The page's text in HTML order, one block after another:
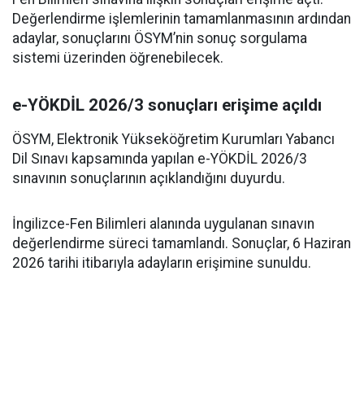
Değerlendirme işlemlerinin tamamlanmasının ardından
adaylar, sonuçlarını ÖSYM’nin sonuç sorgulama
sistemi üzerinden öğrenebilecek.
e-YÖKDİL 2026/3 sonuçları erişime açıldı
ÖSYM, Elektronik Yükseköğretim Kurumları Yabancı
Dil Sınavı kapsamında yapılan e-YÖKDİL 2026/3
sınavının sonuçlarının açıklandığını duyurdu.
İngilizce-Fen Bilimleri alanında uygulanan sınavın
değerlendirme süreci tamamlandı. Sonuçlar, 6 Haziran
2026 tarihi itibarıyla adayların erişimine sunuldu.